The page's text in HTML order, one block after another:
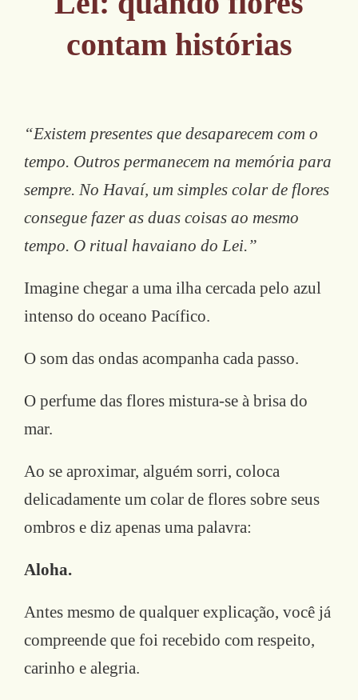
contam histórias
“Existem presentes que desaparecem com o
tempo. Outros permanecem na memória para
sempre. No Havaí, um simples colar de flores
consegue fazer as duas coisas ao mesmo
tempo. O ritual havaiano do Lei.”
Imagine chegar a uma ilha cercada pelo azul
intenso do oceano Pacífico.
O som das ondas acompanha cada passo.
O perfume das flores mistura-se à brisa do
mar.
Ao se aproximar, alguém sorri, coloca
delicadamente um colar de flores sobre seus
ombros e diz apenas uma palavra:
Aloha.
Antes mesmo de qualquer explicação, você já
compreende que foi recebido com respeito,
carinho e alegria.